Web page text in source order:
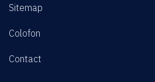
Sitemap
Colofon
Contact